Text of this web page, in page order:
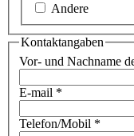
Andere
Kontaktangaben
Vor- und Nachname
E-mail *
Telefon/Mobil *